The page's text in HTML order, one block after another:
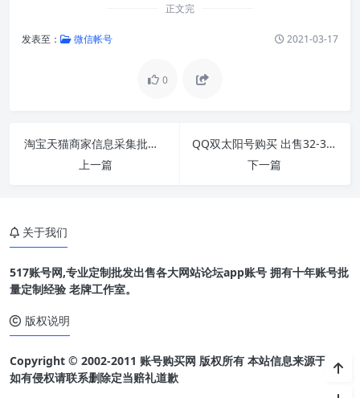
正文完
发表至： 微信帐号 2021-03-17
0
淘宝天猫商家信息采集批量采集淘宝店铺信息手
上一篇
QQ双太阳号购买 出售32-35级QQ号 5-8年Q龄QQ号购买
下一篇
关于我们
517账号网,专业定制批发出售各大网站论坛app账号 拥有十年账号批
量定制经验 老牌工作室。
版权说明
Copyright © 2002-2011 账号购买网 版权所有 本站信息来源于网络
如有侵权请联系删除定当赔礼道歉